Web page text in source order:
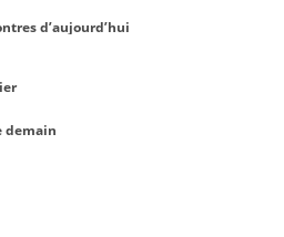
d’aujourd’hui
demain